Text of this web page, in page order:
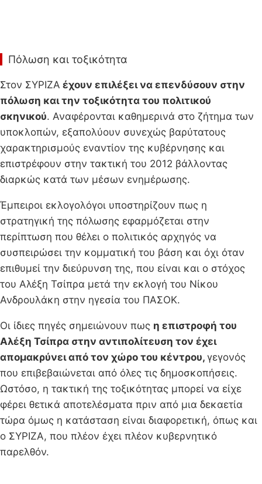
Πόλωση και τοξικότητα
Στον ΣΥΡΙΖΑ έχουν επιλέξει να επενδύσουν στην
πόλωση και την τοξικότητα του πολιτικού
σκηνικού. Αναφέρονται καθημερινά στο ζήτημα των
υποκλοπών, εξαπολύουν συνεχώς βαρύτατους
χαρακτηρισμούς εναντίον της κυβέρνησης και
επιστρέφουν στην τακτική του 2012 βάλλοντας
διαρκώς κατά των μέσων ενημέρωσης.
Έμπειροι εκλογολόγοι υποστηρίζουν πως η
στρατηγική της πόλωσης εφαρμόζεται στην
περίπτωση που θέλει ο πολιτικός αρχηγός να
συσπειρώσει την κομματική του βάση και όχι όταν
επιθυμεί την διεύρυνση της, που είναι και ο στόχος
του Αλέξη Τσίπρα μετά την εκλογή του Νίκου
Ανδρουλάκη στην ηγεσία του ΠΑΣΟΚ.
Οι ίδιες πηγές σημειώνουν πως η επιστροφή του
Αλέξη Τσίπρα στην αντιπολίτευση τον έχει
απομακρύνει από τον χώρο του κέντρου, γεγονός
που επιβεβαιώνεται από όλες τις δημοσκοπήσεις.
Ωστόσο, η τακτική της τοξικότητας μπορεί να είχε
φέρει θετικά αποτελέσματα πριν από μια δεκαετία
τώρα όμως η κατάσταση είναι διαφορετική, όπως και
ο ΣΥΡΙΖΑ, που πλέον έχει πλέον κυβερνητικό
παρελθόν.